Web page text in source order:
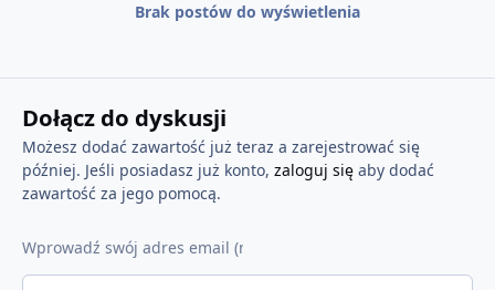
Brak postów do wyświetlenia
Dołącz do dyskusji
Możesz dodać zawartość już teraz a zarejestrować się
później. Jeśli posiadasz już konto, zaloguj sięaby dodać
zawartość za jego pomocą.